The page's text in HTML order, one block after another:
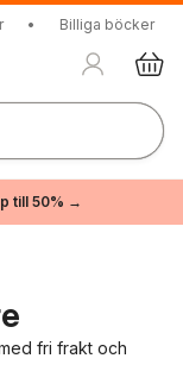
• Billiga böcker
till 50% →
fri frakt och